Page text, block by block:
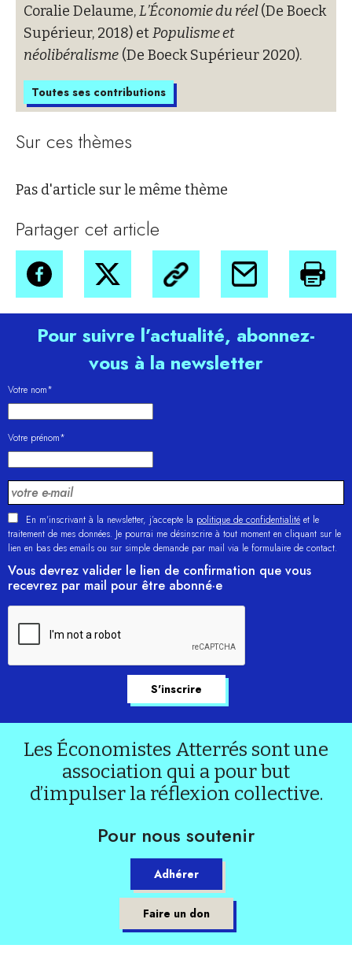
Coralie Delaume,L’Économie du réel(De Boeck
Supérieur, 2018) etPopulisme et
néolibéralisme (De Boeck Supérieur 2020).
Toutes ses contributions
Sur ces thèmes
Pas d'article sur le même thème
Partager cet article
Pour suivre l’actualité, abonnez-
vous à la newsletter
Votre nom*
Votre prénom*
En m'inscrivant à la newsletter, j’accepte la politique de confidentialité et le
traitement de mes données. Je pourrai me désinscrire à tout moment en cliquant sur le
lien en bas des emails ou sur simple demande par mail via le formulaire de contact.
Vous devrez valider le lien de confirmation que vous
recevrez par mail pour être abonné·e
Les Économistes Atterrés sont une
association qui a pour but
d’impulser la réflexion collective.
Pour nous soutenir
Adhérer
Faire un don